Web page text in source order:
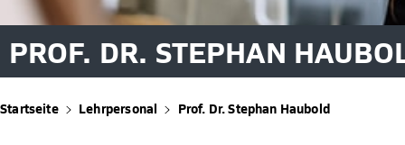
PROF. DR. STEPHAN
Startseite Lehrpersonal Prof. Dr. Stephan Haubold